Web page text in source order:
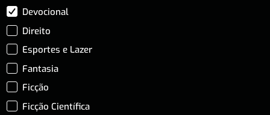
Devocional
Direito
Esportes e Lazer
Fantasia
Ficção
Ficção Científica